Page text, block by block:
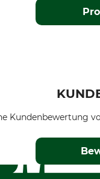
Kundenbewertung